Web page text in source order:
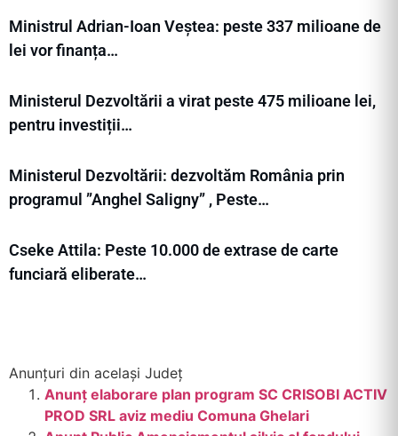
Ministrul Adrian-Ioan Veștea: peste 337 milioane de
lei vor finanța…
Ministerul Dezvoltării a virat peste 475 milioane lei,
pentru investiții…
Ministerul Dezvoltării: dezvoltăm România prin
programul ”Anghel Saligny” , Peste…
Cseke Attila: Peste 10.000 de extrase de carte
funciară eliberate…
Anunțuri din același Județ
Anunț elaborare plan program SC CRISOBI ACTIV
PROD SRL aviz mediu Comuna Ghelari